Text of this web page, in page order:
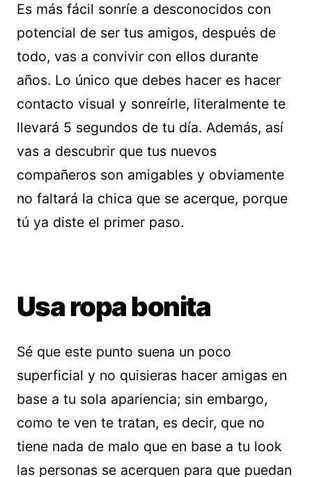
Es más fácil sonríe a desconocidos con
potencial de ser tus amigos, después de
todo, vas a convivir con ellos durante
años. Lo único que debes hacer es hacer
contacto visual y sonreírle, literalmente te
llevará 5 segundos de tu día. Además, así
vas a descubrir que tus nuevos
compañeros son amigables y obviamente
no faltará la chica que se acerque, porque
tú ya diste el primer paso.
Usa ropa bonita
Sé que este punto suena un poco
superficial y no quisieras hacer amigas en
base a tu sola apariencia; sin embargo,
como te ven te tratan, es decir, que no
tiene nada de malo que en base a tu look
las personas se acerquen para que puedan